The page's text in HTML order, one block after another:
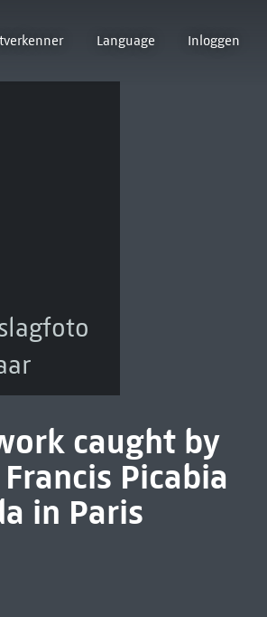
Language Inloggen
caught by
Picabia
in Paris